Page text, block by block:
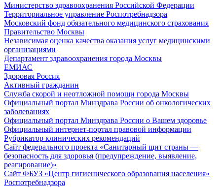
Министерство здравоохранения Российской Федерации
Территориальное управление Роспотребнадзора
Московский фонд обязательного медицинского страхования
Правительство Москвы
Независимая оценка качества оказания услуг медицинскими
организациями
Департамент здравоохранения города Москвы
ЕМИАС
Здоровая Россия
Активный гражданин
Служба скорой и неотложной помощи города Москвы
Официальный портал Минздрава России об онкологических
заболеваниях
Официальный портал Минздрава России о Вашем здоровье
Официальный интернет-портал правовой информации
Рубрикатор клинических рекомендаций
Сайт федерального проекта «Санитарный щит страны —
безопасность для здоровья (предупреждение, выявление,
реагирование)»
Сайт ФБУЗ «Центр гигиенического образования населения»
Роспотребнадзора